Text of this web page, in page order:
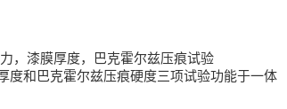
，漆膜厚度，巴克霍尔兹压痕试验
度和巴克霍尔兹压痕硬度三项试验功能于一体